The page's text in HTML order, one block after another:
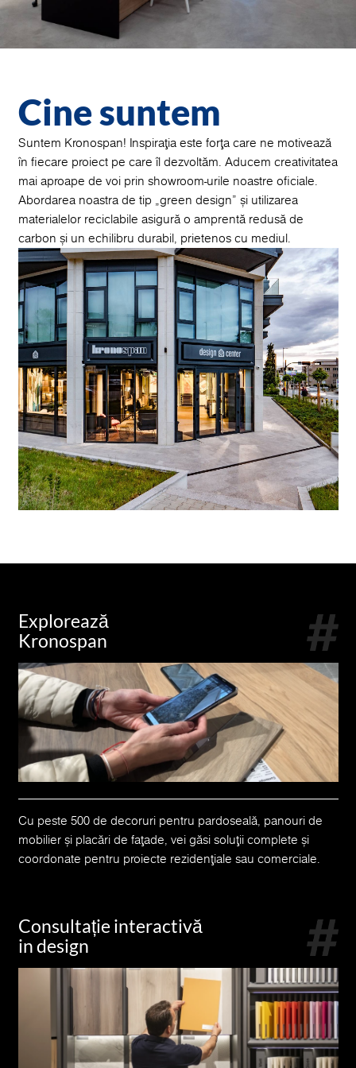
Cine suntem
Suntem Kronospan! Inspirația este forța care ne motivează
în fiecare proiect pe care îl dezvoltăm. Aducem creativitatea
mai aproape de voi prin showroom-urile noastre oficiale.
Abordarea noastra de tip „green design” și utilizarea
materialelor reciclabile asigură o amprentă redusă de
carbon și un echilibru durabil, prietenos cu mediul.
Explorează
Kronospan
Cu peste 500 de decoruri pentru pardoseală, panouri de
mobilier și placări de fațade, vei găsi soluții complete și
coordonate pentru proiecte rezidențiale sau comerciale.
Consultație interactivă
in design